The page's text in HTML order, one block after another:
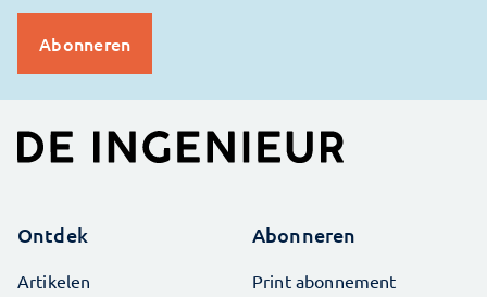
Ontdek
Artikelen
Abonneren
Print abonnement